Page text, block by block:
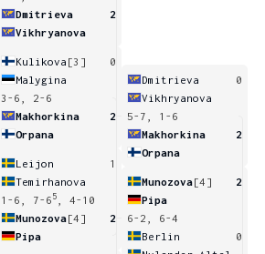
Dmitrieva
2
Vikhryanova
Kulikova [3]
0
Malygina
3-6, 2-6
Makhorkina
2
Orpana
Leijon
1
Temirhanova
1-6, 7-6 5
, 4-10
Munozova[4]
2
Pipa
Dmitrieva
0
Vikhryanova
5-7, 1-6
Makhorkina
2
Orpana
Munozova[4]
2
Pipa
6-2, 6-4
Berlin
0